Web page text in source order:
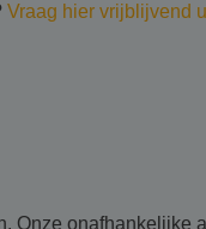
Vraag hier vrijblijvend
Onze